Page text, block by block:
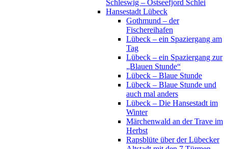
Schleswig – Ostseefjord Schlei
Hansestadt Lübeck
Gothmund – der
Fischereihafen
Lübeck – ein Spaziergang am
Tag
Lübeck – ein Spaziergang zur
„Blauen Stunde“
Lübeck – Blaue Stunde
Lübeck – Blaue Stunde und
auch mal anders
Lübeck – Die Hansestadt im
Winter
Märchenwald an der Trave im
Herbst
Rapsblüte über der Lübecker